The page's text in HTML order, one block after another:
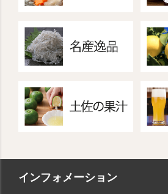
インフォメーション